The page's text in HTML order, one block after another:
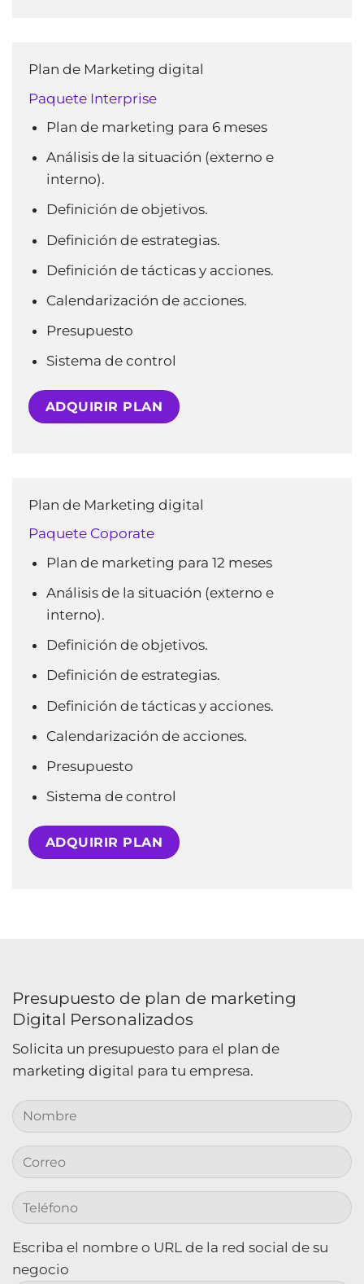
Plan de Marketing digital
Paquete Interprise
Plan de marketing para 6 meses
Análisis de la situación (externo e
interno).
Definición de objetivos.
Definición de estrategias.
Definición de tácticas y acciones.
Calendarización de acciones.
Presupuesto
Sistema de control
ADQUIRIR PLAN
Plan de Marketing digital
Paquete Coporate
Plan de marketing para 12 meses
Análisis de la situación (externo e
interno).
Definición de objetivos.
Definición de estrategias.
Definición de tácticas y acciones.
Calendarización de acciones.
Presupuesto
Sistema de control
ADQUIRIR PLAN
Presupuesto de plan de marketing
Digital Personalizados
Solicita un presupuesto para el plan de
marketing digital para tu empresa.
Escriba el nombre o URL de la red social de su
negocio